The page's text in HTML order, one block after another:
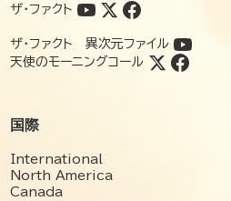
ザ・ファクト
ザ・ファクト 異次元ファイル
天使のモーニングコール
国際
International
North America
Canada